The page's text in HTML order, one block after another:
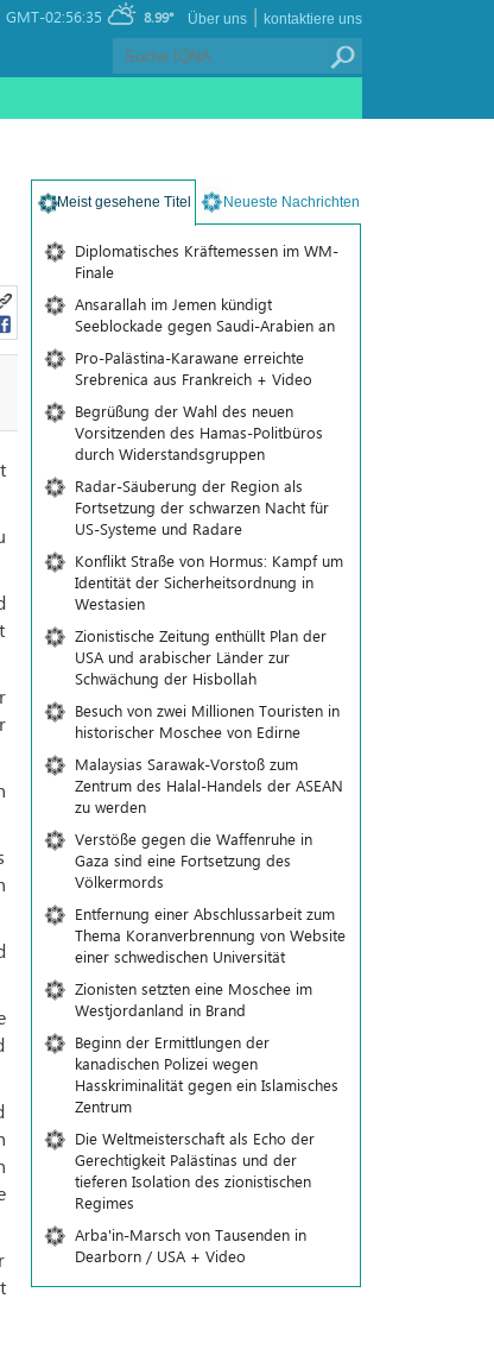
GMT-02:56:35 8.99° kontaktiere uns
|
Über uns
Meist gesehene Titel Neueste Nachrichten
Diplomatisches Kräftemessen im WM-
Finale
Ansarallah im Jemen kündigt
Seeblockade gegen Saudi-Arabien an
Pro-Palästina-Karawane erreichte
Srebrenica aus Frankreich + Video
Begrüßung der Wahl des neuen
Vorsitzenden des Hamas-Politbüros
durch Widerstandsgruppen
Radar-Säuberung der Region als
Fortsetzung der schwarzen Nacht für
US-Systeme und Radare
Konflikt Straße von Hormus: Kampf um
Identität der Sicherheitsordnung in
Westasien
Zionistische Zeitung enthüllt Plan der
USA und arabischer Länder zur
Schwächung der Hisbollah
Besuch von zwei Millionen Touristen in
historischer Moschee von Edirne
Malaysias Sarawak-Vorstoß zum
Zentrum des Halal-Handels der ASEAN
zu werden
Verstöße gegen die Waffenruhe in
Gaza sind eine Fortsetzung des
Völkermords
Entfernung einer Abschlussarbeit zum
Thema Koranverbrennung von Website
einer schwedischen Universität
Zionisten setzten eine Moschee im
Westjordanland in Brand
Beginn der Ermittlungen der
kanadischen Polizei wegen
Hasskriminalität gegen ein Islamisches
Zentrum
Die Weltmeisterschaft als Echo der
Gerechtigkeit Palästinas und der
tieferen Isolation des zionistischen
Regimes
Arba'in-Marsch von Tausenden in
Dearborn / USA + Video